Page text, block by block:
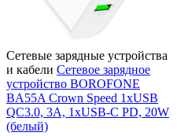
Сетевые зарядные устройства
и кабели Сетевое зарядное
устройство BOROFONE
BA55A Crown Speed 1xUSB
QC3.0, 3A, 1хUSB-C PD, 20W
(белый)